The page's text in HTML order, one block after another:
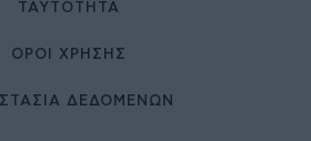
ΤΑΥΤΌΤΗΤΑ
ΌΡΟΙ ΧΡΉΣΗΣ
ΔΕΔΟΜΕΝΩΝ